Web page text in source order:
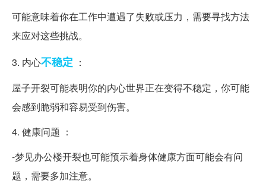
可能意味着你在工作中遭遇了失败或压力，需要寻找方法
来应对这些挑战。
3. 内心不稳定 ：
屋子开裂可能表明你的内心世界正在变得不稳定，你可能
会感到脆弱和容易受到伤害。
4. 健康问题 ：
-梦见办公楼开裂也可能预示着身体健康方面可能会有问
题，需要多加注意。